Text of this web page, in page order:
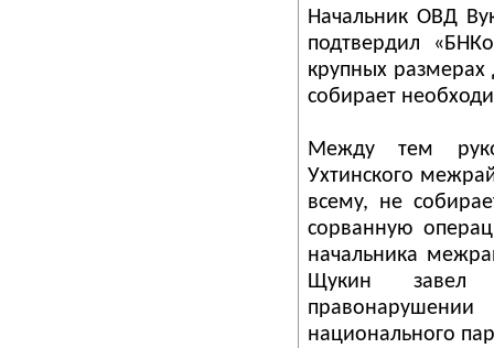
Начальник ОВД
подтвердил
крупных размерах
собирает
Между тем
Ухтинского
всему, не
сорванную
начальника
Щукин завел
национального